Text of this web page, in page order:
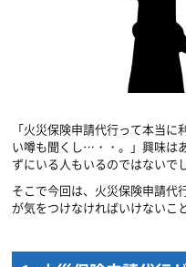
「火災保険申請代行って本当
い噂も聞くし… ・・。」興味は
ずにいる人もいるのではないで
そこで今回は、火災保険申請代
が気をつけなければいけないこ